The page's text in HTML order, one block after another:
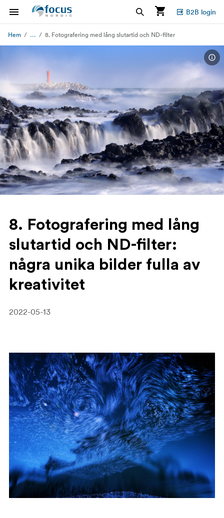
B2B login
Hem ... 8. Fotografering med lång slutartid och ND-filter
8. Fotografering med lång
slutartid och ND-filter:
några unika bilder fulla av
kreativitet
2022-05-13